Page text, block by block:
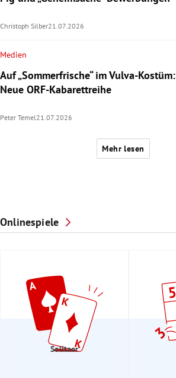
Christoph Silber21.07.2026
Medien
Auf „Sommerfrische“ im Vulva-Kostüm:
Neue ORF-Kabarettreihe
Peter Temel 21.07.2026
Mehr lesen
Onlinespiele
Solitaer